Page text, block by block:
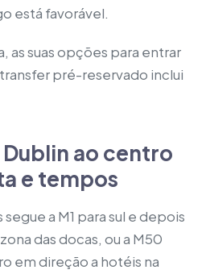
está favorável.
as suas opções para entrar
pré-reservado inclui
ao centro
e tempos
a M1 para sul e depois
das docas, ou a M50
em direção a hotéis na